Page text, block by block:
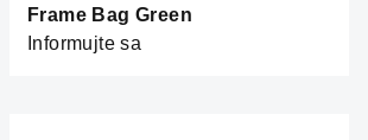
Frame Bag Green
Informujte sa